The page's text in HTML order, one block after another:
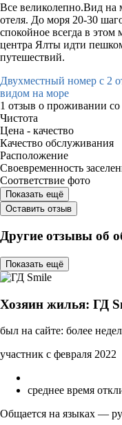
Все великолепно.Вид на
отеля. До моря 20-30
спокойное всегда в
центра Ялты идти
путешествий.
Двухместный номер с 2
видом на море
1 отзыв о проживании со
Чистота
Цена - качество
Качество обслуживания
Расположение
Своевременность
Соответствие фото
Показать ещё
Оставить отзыв
Другие отзывы об
Показать ещё
Хозяин жилья: ГД
был на сайте: более
участник с февраля 2022
среднее время
Общается на языках —